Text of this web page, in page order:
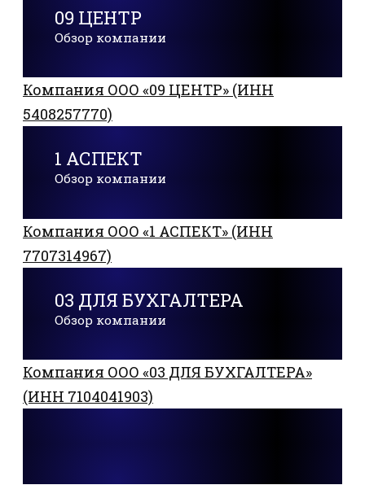
09 ЦЕНТР
Обзор компании
Компания ООО «09 ЦЕНТР» (ИНН
5408257770)
1 АСПЕКТ
Обзор компании
Компания ООО «1 АСПЕКТ» (ИНН
7707314967)
03 ДЛЯ БУХГАЛТЕРА
Обзор компании
Компания ООО «03 ДЛЯ БУХГАЛТЕРА»
(ИНН 7104041903)